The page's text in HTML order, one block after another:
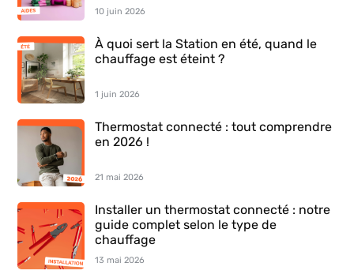
10 juin 2026
À quoi sert la Station en été, quand le
chauffage est éteint ?
1 juin 2026
Thermostat connecté : tout comprendre
en 2026 !
21 mai 2026
Installer un thermostat connecté : notre
guide complet selon le type de
chauffage
13 mai 2026